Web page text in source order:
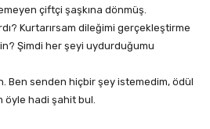
çiftçi şaşkına dönmüş.
Kurtarırsam dileğimi gerçekleştirme
Şimdi her şeyi uydurduğumu
Ben senden hiçbir şey istemedim, ödül
öyle hadi şahit bul.